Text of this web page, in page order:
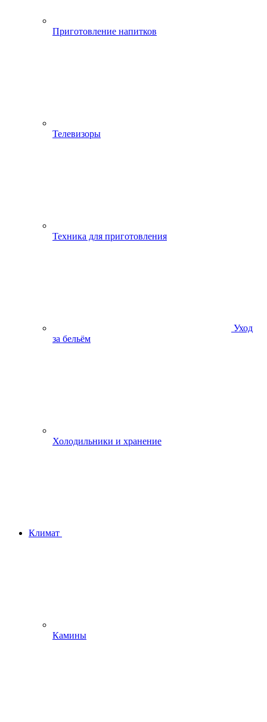
Приготовление напитков
Телевизоры
Техника для приготовления
Уход
за бельём
Холодильники и хранение
Климат
Камины